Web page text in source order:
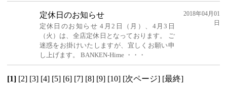
定休日のお知らせ
定休日のお知らせ 4月2日（月）、4月3日
（火）は、全店定休日となっております。 ご
迷惑をお掛けいたしますが、宜しくお願い申
し上げます。 BANKEN-Hime ・・・
2018年04月01
日
[1] [2] [3] [4] [5] [6] [7] [8] [9] [10] [次ページ] [最終]